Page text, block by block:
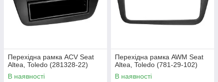
Перехідна рамка ACV Seat
Altea, Toledo (281328-22)
В наявності
Перехідна рамка AWM Seat
Altea, Toledo (781-29-102)
В наявності